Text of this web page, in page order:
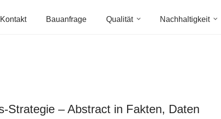
Kontakt Bauanfrage Qualität Nachhaltigkeit
Strategie – Abstract in Fakten, Daten